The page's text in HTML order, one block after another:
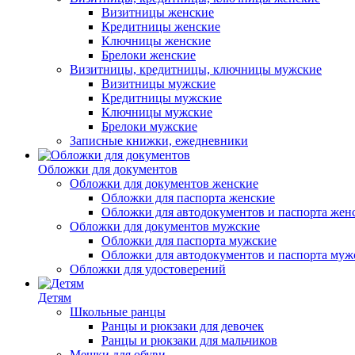
Визитницы женские
Кредитницы женские
Ключницы женские
Брелоки женские
Визитницы, кредитницы, ключницы мужские
Визитницы мужские
Кредитницы мужские
Ключницы мужские
Брелоки мужские
Записные книжки, ежедневники
Обложки для документов
Обложки для документов женские
Обложки для паспорта женские
Обложки для автодокументов и паспорта
Обложки для документов мужские
Обложки для паспорта мужские
Обложки для автодокументов и паспорта
Обложки для удостоверений
Детям
Школьные ранцы
Ранцы и рюкзаки для девочек
Ранцы и рюкзаки для мальчиков